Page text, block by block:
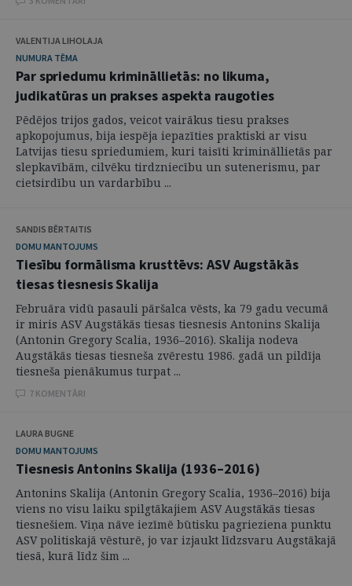
VALENTIJA LIHOLAJA
NUMURA TĒMA
Par spriedumu krimināllietās: no likuma,
judikatūras un prakses aspekta raugoties
Pēdējos trijos gados, veicot vairākus tiesu prakses
apkopojumus, bija iespēja iepazīties praktiski ar visu
Latvijas tiesu spriedumiem, kuri taisīti krimināllietās par
slepkavībām, cilvēku tirdzniecību un sutenerismu, par
cietsirdību un vardarbību ...
SANDIS BĒRTAITIS
DOMU MANTOJUMS
Tiesību formālisma krusttēvs: ASV Augstākās
tiesas tiesnesis Skalija
Februāra vidū pasauli pāršalca vēsts, ka 79 gadu vecumā
ir miris ASV Augstākās tiesas tiesnesis Antonins Skalija
(Antonin Gregory Scalia, 1936–2016). Skalija nodeva
Augstākās tiesas tiesneša zvērestu 1986. gadā un pildīja
tiesneša pienākumus turpat ...
7 KOMENTĀRI
LAURA BUGNE
DOMU MANTOJUMS
Tiesnesis Antonins Skalija (1936–2016)
Antonins Skalija (Antonin Gregory Scalia, 1936–2016) bija
viens no visu laiku spilgtākajiem ASV Augstākās tiesas
tiesnešiem. Viņa nāve iezīmē būtisku pagrieziena punktu
ASV politiskajā vēsturē, jo var izjaukt līdzsvaru Augstākajā
tiesā, kurā līdz šim ...